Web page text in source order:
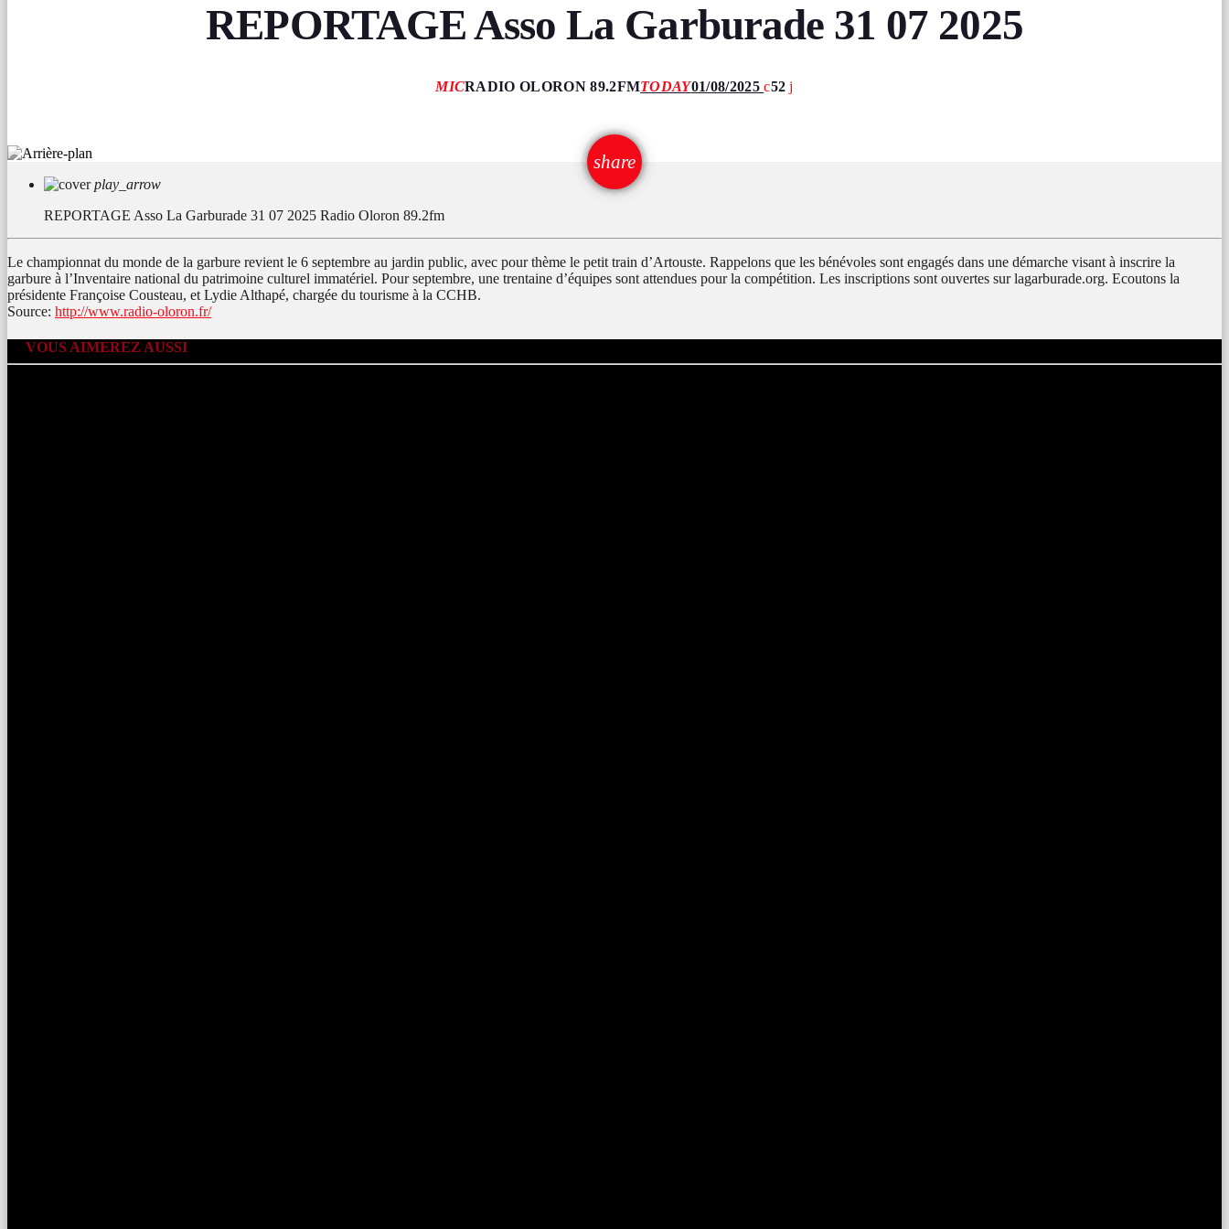
REPORTAGE Asso La Garburade 31 07 2025
MICRADIO OLORON 89.2FMTODAY01/08/2025 52
share
email
play_arrow
REPORTAGE Asso La Garburade 31 07 2025 Radio Oloron 89.2fm
Le championnat du monde de la garbure revient le 6 septembre au jardin public, avec pour thème le petit train d’Artouste. Rappelons que les bénévoles sont engagés dans une démarche visant à inscrire la
garbure à l’Inventaire national du patrimoine culturel immatériel. Pour septembre, une trentaine d’équipes sont attendues pour la compétition. Les inscriptions sont ouvertes sur lagarburade.org. Ecoutons la
présidente Françoise Cousteau, et Lydie Althapé, chargée du tourisme à la CCHB.
Source: http://www.radio-oloron.fr/
VOUS AIMEREZ AUSSI